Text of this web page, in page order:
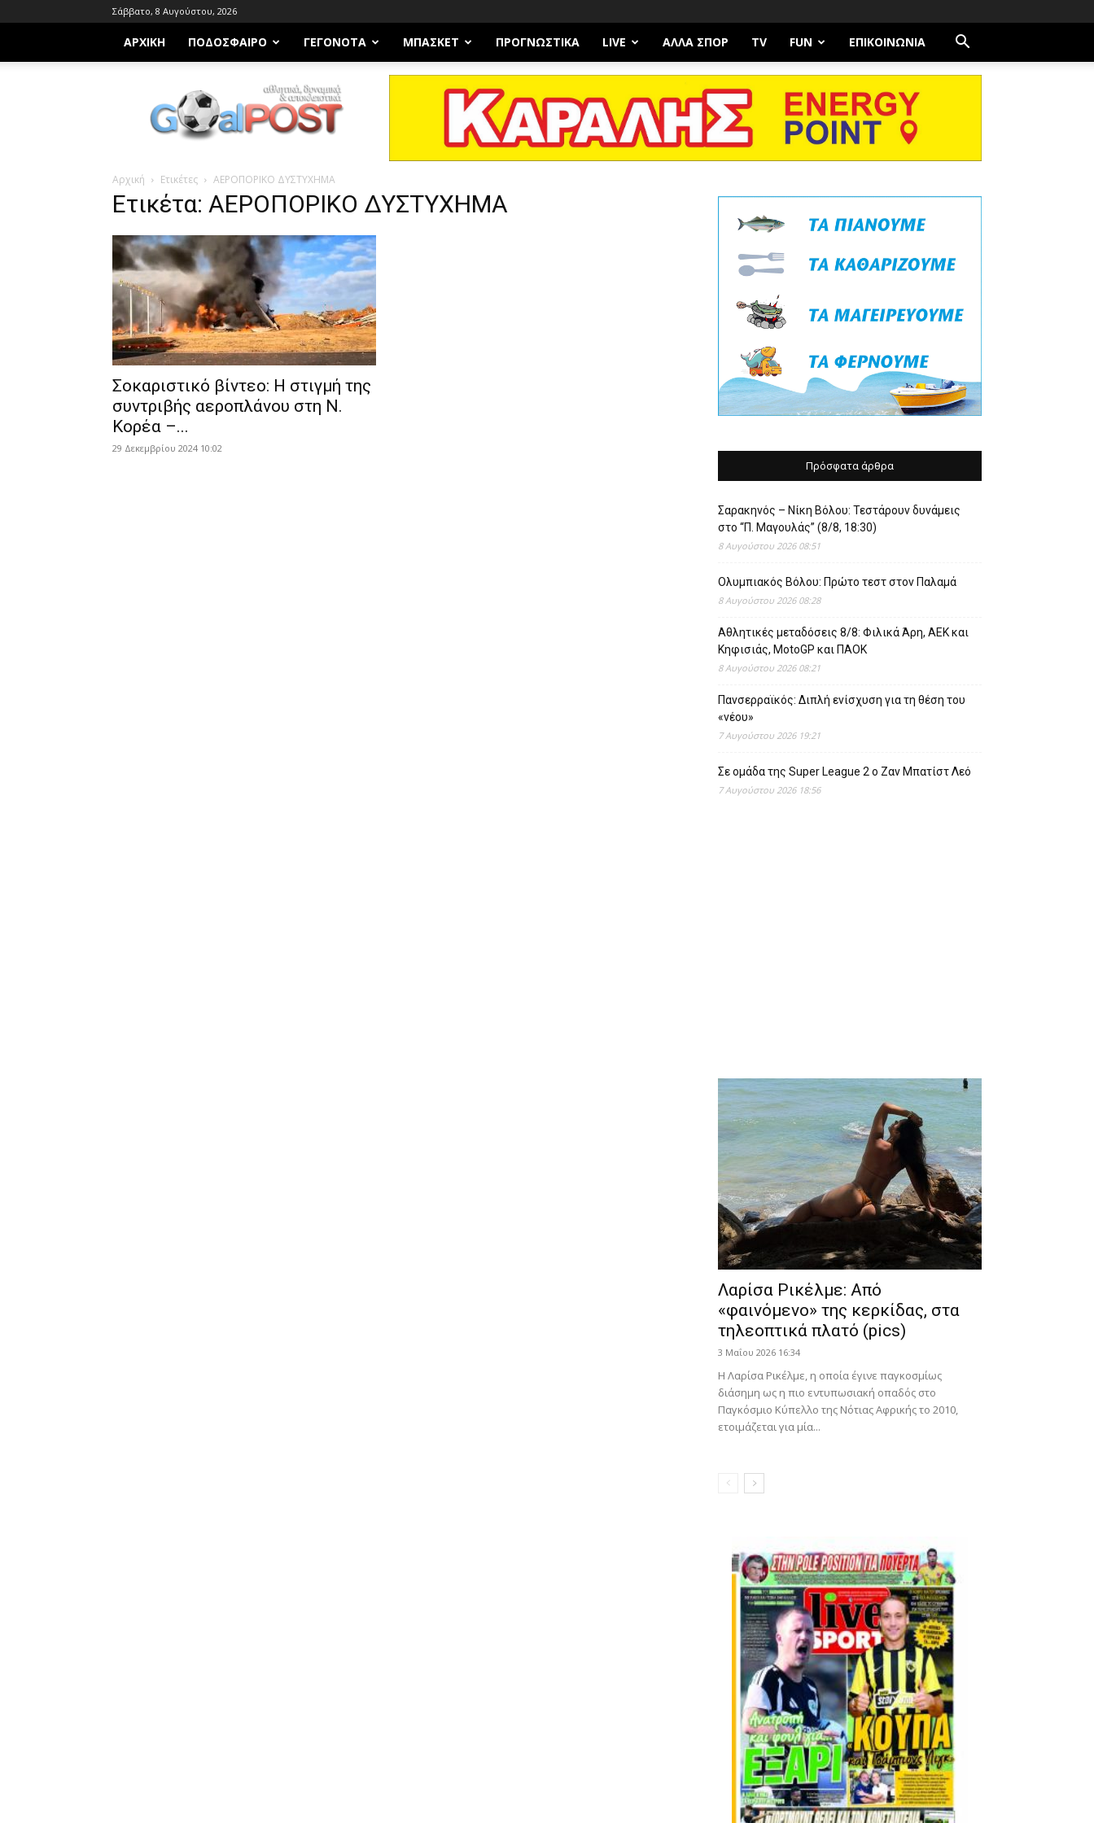
Σάββατο, 8 Αυγούστου, 2026
ΑΡΧΙΚΗ ΠΟΔΌΣΦΑΙΡΟ ΓΕΓΟΝΌΤΑ ΜΠΆΣΚΕΤ ΠΡΟΓΝΩΣΤΙΚΑ LIVE ΆΛΛΑ ΣΠΟΡ TV FUN ΕΠΙΚΟΙΝΩΝΊΑ
Goalpost.gr
Αρχική Ετικέτες ΑΕΡΟΠΟΡΙΚΟ ΔΥΣΤΥΧΗΜΑ
Ετικέτα: ΑΕΡΟΠΟΡΙΚΟ ΔΥΣΤΥΧΗΜΑ
Σοκαριστικό βίντεο: Η στιγμή της
συντριβής αεροπλάνου στη Ν.
Κορέα –...
29 Δεκεμβρίου 2024 10:02
Πρόσφατα άρθρα
Σαρακηνός – Νίκη Βόλου: Τεστάρουν δυνάμεις
στο “Π. Μαγουλάς” (8/8, 18:30)
8 Αυγούστου 2026 08:51
Ολυμπιακός Βόλου: Πρώτο τεστ στον Παλαμά
8 Αυγούστου 2026 08:28
Αθλητικές μεταδόσεις 8/8: Φιλικά Άρη, ΑΕΚ και
Κηφισιάς, MotoGP και ΠΑΟΚ
8 Αυγούστου 2026 08:21
Πανσερραϊκός: Διπλή ενίσχυση για τη θέση του
«νέου»
7 Αυγούστου 2026 19:21
Σε ομάδα της Super League 2 o Ζαν Μπατίστ Λεό
7 Αυγούστου 2026 18:56
Λαρίσα Ρικέλμε: Από
«φαινόμενο» της κερκίδας, στα
τηλεοπτικά πλατό (pics)
3 Μαΐου 2026 16:34
Η Λαρίσα Ρικέλμε, η οποία έγινε παγκοσμίως
διάσημη ως η πιο εντυπωσιακή οπαδός στο
Παγκόσμιο Κύπελλο της Νότιας Αφρικής το 2010,
ετοιμάζεται για μία...